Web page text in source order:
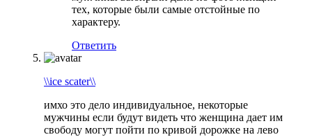
тех, которые были самые отстойные по
характеру.
Ответить
\\ice scater\\
имхо это дело индивидуальное, некоторые
мужчины если будут видеть что женщина дает им
свободу могут пойти по кривой дорожке на лево